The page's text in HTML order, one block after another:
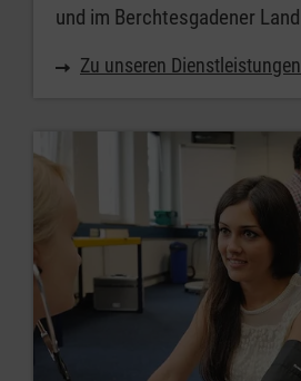
und im Berchtesgadener Land
Zu unseren Dienstleistungen